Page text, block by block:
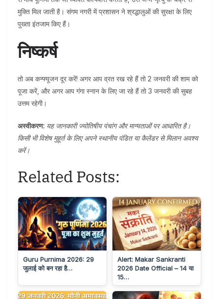
मुक्ति मिल जाती है। संगम नगरी में प्रशासन ने श्रद्धालुओं की सुरक्षा के लिए
पुख्ता इंतजाम किए हैं।
निष्कर्ष
तो अब कन्फ्यूजन दूर करें! अगर आप व्रत रख रहे हैं तो 2 जनवरी की शाम को
पूजा करें, और अगर आप गंगा स्नान के लिए जा रहे हैं तो 3 जनवरी की सुबह
उत्तम रहेगी।
अस्वीकरण: यह जानकारी ज्योतिषीय पंचांग और मान्यताओं पर आधारित है।
किसी भी विशेष मुहूर्त के लिए अपने स्थानीय पंडित या कैलेंडर से मिलान अवश्य
करें।
Related Posts:
Guru Purnima 2026: 29
जुलाई को बन रहा है…
Alert: Makar Sankranti
2026 Date Official – 14 या
15…